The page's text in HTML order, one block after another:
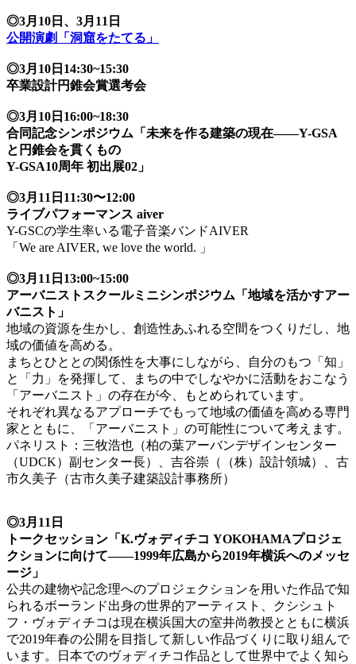
◎3月10日、3月11日
公開演劇「洞窟をたてる」
◎3月10日14:30~15:30
卒業設計円錐会賞選考会
◎3月10日16:00~18:30
合同記念シンポジウム「未来を作る建築の現在——Y-GSA
と円錐会を貫くもの
Y-GSA10周年 初出展02」
◎3月11日11:30〜12:00
ライブパフォーマンス aiver
Y-GSCの学生率いる電子音楽バンドAIVER
「We are AIVER, we love the world. 」
◎3月11日13:00~15:00
アーバニストスクールミニシンポジウム「地域を活かすアー
バニスト」
地域の資源を生かし、創造性あふれる空間をつくりだし、地
域の価値を高める。
まちとひととの関係性を大事にしながら、自分のもつ「知」
と「力」を発揮して、まちの中でしなやかに活動をおこなう
「アーバニスト」の存在が今、もとめられています。
それぞれ異なるアプローチでもって地域の価値を高める専門
家とともに、「アーバニスト」の可能性について考えます。
パネリスト：三牧浩也（柏の葉アーバンデザインセンター
（UDCK）副センター長）、吉谷崇（（株）設計領城）、古
市久美子（古市久美子建築設計事務所）
◎3月11日
トークセッション「K.ヴォディチコ YOKOHAMAプロジェ
クションに向けて——1999年広島から2019年横浜へのメッセ
ージ」
公共の建物や記念理へのプロジェクションを用いた作品で知
られるボーランド出身の世界的アーティスト、クシシュト
フ・ヴォディチコは現在横浜国大の室井尚教授とともに横浜
で2019年春の公開を目指して新しい作品づくりに取り組んで
います。日本でのヴォディチコ作品として世界中でよく知ら